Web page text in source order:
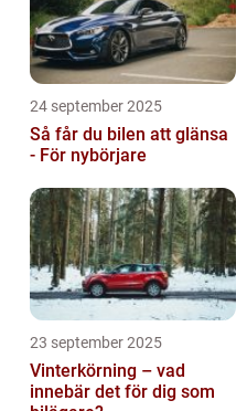
24 september 2025
Så får du bilen att glänsa
- För nybörjare
23 september 2025
Vinterkörning – vad
innebär det för dig som